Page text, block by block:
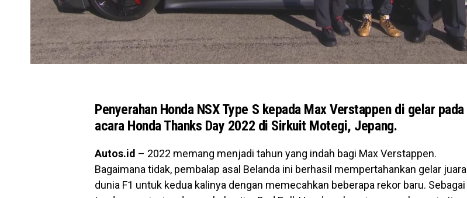
Penyerahan Honda NSX Type S kepada Max Verstappen di gelar pada
acara Honda Thanks Day 2022 di Sirkuit Motegi, Jepang.
Autos.id – 2022 memang menjadi tahun yang indah bagi Max Verstappen.
Bagaimana tidak, pembalap asal Belanda ini berhasil mempertahankan gelar juara
dunia F1 untuk kedua kalinya dengan memecahkan beberapa rekor baru. Sebagai